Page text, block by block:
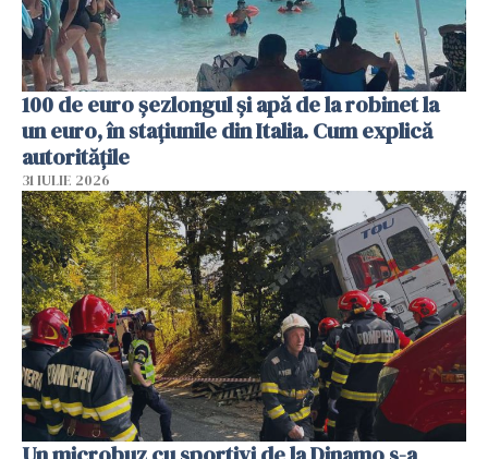
100 de euro șezlongul și apă de la robinet la
un euro, în stațiunile din Italia. Cum explică
autoritățile
31 IULIE 2026